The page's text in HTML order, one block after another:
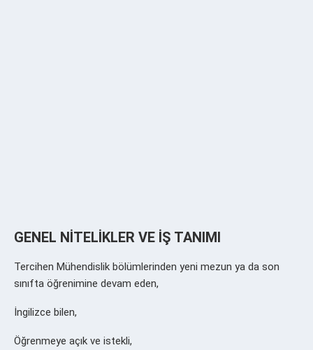
GENEL NİTELİKLER VE İŞ TANIMI
Tercihen Mühendislik bölümlerinden yeni mezun ya da son
sınıfta öğrenimine devam eden,
İngilizce bilen,
Öğrenmeye açık ve istekli,